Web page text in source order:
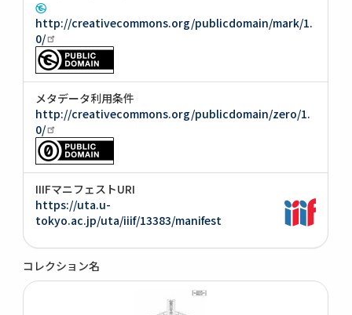
http://creativecommons.org/publicdomain/mark/1.
0/
メタデータ利用条件
http://creativecommons.org/publicdomain/zero/1.
0/
IIIFマニフェストURI
https://uta.u-
tokyo.ac.jp/uta/iiif/13383/manifest
コレクション名